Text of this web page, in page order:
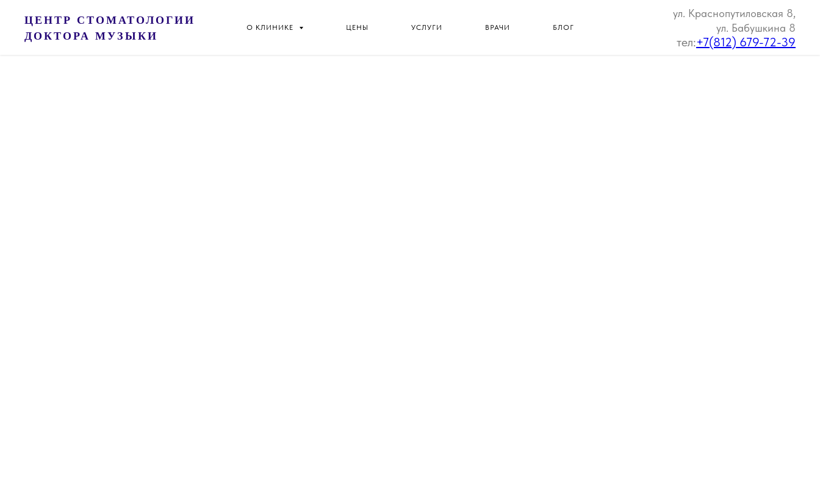
ЦЕНТР СТОМАТОЛОГИИ
ДОКТОРА МУЗЫКИ
О КЛИНИКЕ ЦЕНЫ УСЛУГИ ВРАЧИ БЛОГ
ул. Краснопутиловская 8,
ул. Бабушкина 8
тел:+7(812) 679-72-39